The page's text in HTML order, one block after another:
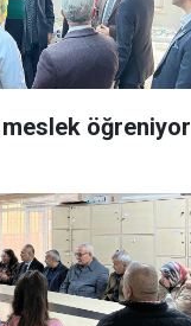
meslek öğreniyor